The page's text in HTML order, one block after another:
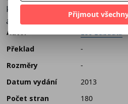
které si mužete vypěstovat pro
a klidu. Tak do toho!
Autor
Leo Babauta
Překlad
-
Rozměry
-
Datum vydání
2013
Počet stran
180
Přijmout